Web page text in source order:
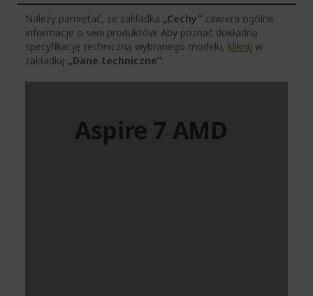
Należy pamiętać, że zakładka „Cechy” zawiera ogólne
informacje o serii produktów. Aby poznać dokładną
specyfikację techniczną wybranego modelu, kliknij w
zakładkę „Dane techniczne”.